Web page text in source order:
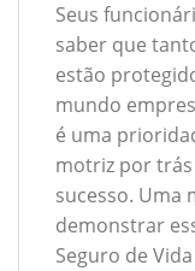
Seus
saber que
estão
mundo
é uma
motriz por
sucesso. Uma
demonstrar
Seguro de